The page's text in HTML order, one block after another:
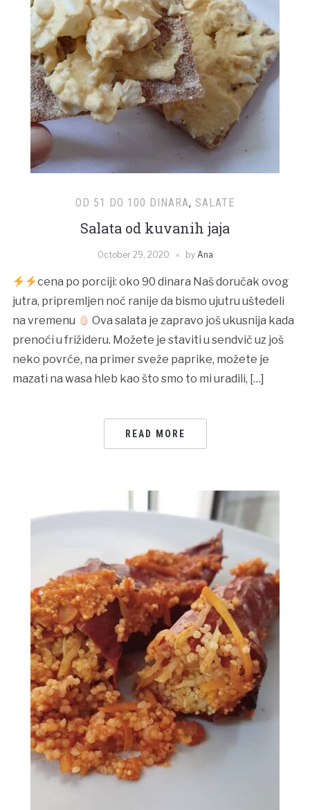
OD 51 DO 100 DINARA, SALATE
Salata od kuvanih jaja
October 29, 2020 by Ana
cena po porciji: oko 90 dinara Naš doručak ovog
jutra, pripremljen noć ranije da bismo ujutru uštedeli
na vremenu
Ova salata je zapravo još ukusnija kada
prenoći u frižideru. Možete je staviti u sendvič uz još
neko povrće, na primer sveže paprike, možete je
mazati na wasa hleb kao što smo to mi uradili, […]
READ MORE